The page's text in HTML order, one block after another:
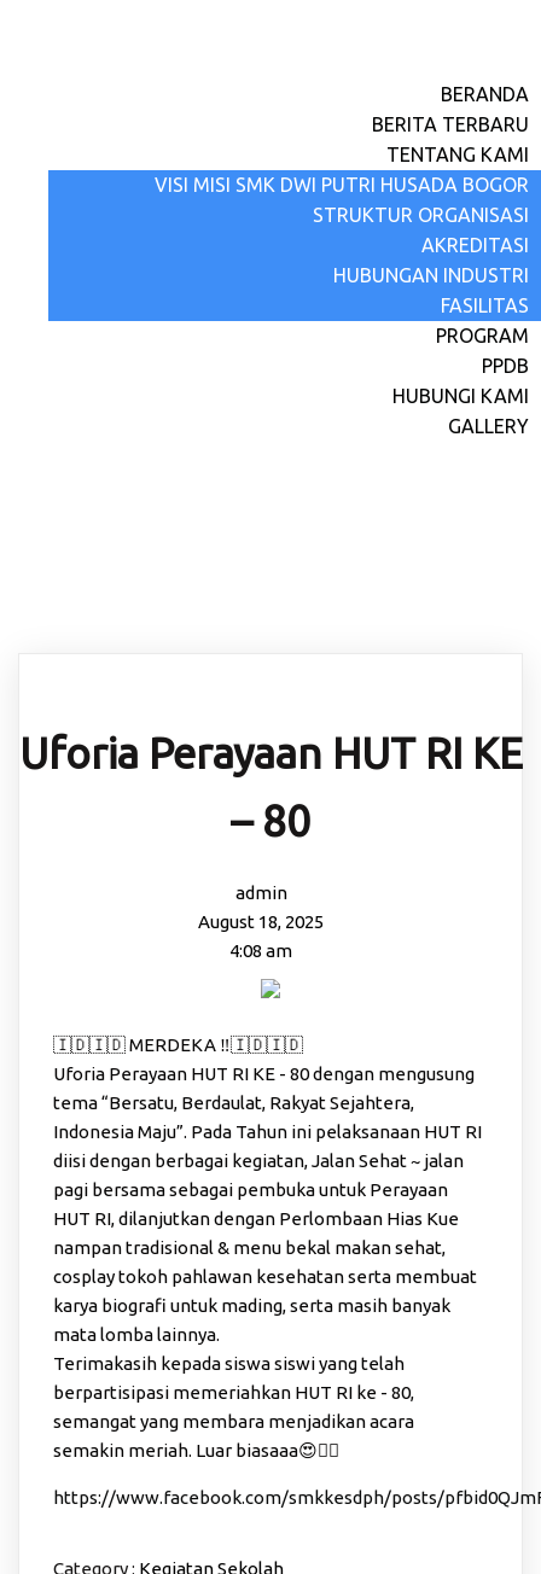
BERANDA
BERITA TERBARU
TENTANG KAMI
VISI MISI SMK DWI PUTRI HUSADA BOGOR
STRUKTUR ORGANISASI
AKREDITASI
HUBUNGAN INDUSTRI
FASILITAS
PROGRAM
PPDB
HUBUNGI KAMI
GALLERY
Uforia Perayaan HUT RI KE
– 80
admin
August 18, 2025
4:08 am
🇮🇩🇮🇩 MERDEKA ‼️🇮🇩🇮🇩
Uforia Perayaan HUT RI KE - 80 dengan mengusung
tema “Bersatu, Berdaulat, Rakyat Sejahtera,
Indonesia Maju”. Pada Tahun ini pelaksanaan HUT RI
diisi dengan berbagai kegiatan, Jalan Sehat ~ jalan
pagi bersama sebagai pembuka untuk Perayaan
HUT RI, dilanjutkan dengan Perlombaan Hias Kue
nampan tradisional & menu bekal makan sehat,
cosplay tokoh pahlawan kesehatan serta membuat
karya biografi untuk mading, serta masih banyak
mata lomba lainnya.
Terimakasih kepada siswa siswi yang telah
berpartisipasi memeriahkan HUT RI ke - 80,
semangat yang membara menjadikan acara
semakin meriah. Luar biasaaa😍❤️‍🔥
https://www.facebook.com/smkkesdph/posts/
Category : Kegiatan Sekolah